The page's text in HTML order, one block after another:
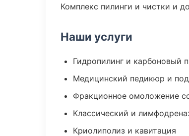
Комплекс пилинги и чистки и
Наши услуги
Гидропилинг и карбоновый
Медицинский педикюр и
Фракционное омоложение
Классический и
Криолиполиз и кавитация